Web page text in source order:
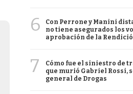
6
Con Perrone y Manini
no tiene asegurados los
aprobación de la
7
Cómo fue el siniestro de
que murió Gabriel Rossi,
general de Drogas